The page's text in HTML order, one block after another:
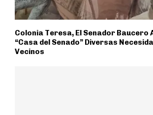
Colonia Teresa, El Senador Baucero
“Casa del Senado” Diversas
Vecinos